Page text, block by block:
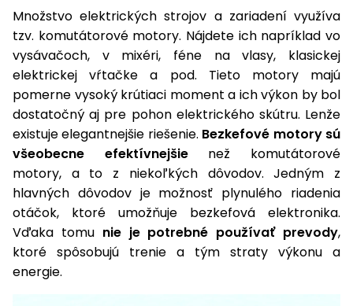
Fúriky
Rozmetadlá
a posypové
vozíky
Čerpadlá
a
vodárne
Vysokotlakové
umývačky
Zametacie
stroje
autobatérií
Vykurovanie
Navijaky
Príslušenstvo
Bagre
Množstvo elektrických strojov a zariadení využíva
tzv. komutátorové motory. Nájdete ich napríklad vo
vysávačoch, v mixéri, féne na vlasy, klasickej
elektrickej vŕtačke a pod. Tieto motory majú
pomerne vysoký krútiaci moment a ich výkon by bol
dostatočný aj pre pohon elektrického skútru. Lenže
existuje elegantnejšie riešenie. Bezkefové motory sú
všeobecne efektívnejšienež komutátorové
motory, a to z niekoľkých dôvodov. Jedným z
hlavných dôvodov je možnosť plynulého riadenia
otáčok, ktoré umožňuje bezkefová elektronika.
Vďaka tomu nie je potrebné používať prevody,
ktoré spôsobujú trenie a tým straty výkonu a
energie.